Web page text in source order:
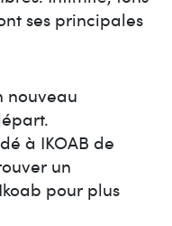
ses principales
nouveau
à IKOAB de
un
pour plus